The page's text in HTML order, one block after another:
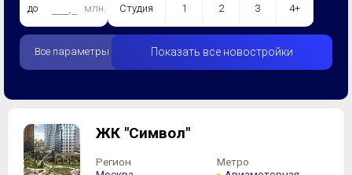
до млн. Студия 1 2 3 4+
Все параметры Показать все новостройки
ЖК "Символ"
Регион
Метро